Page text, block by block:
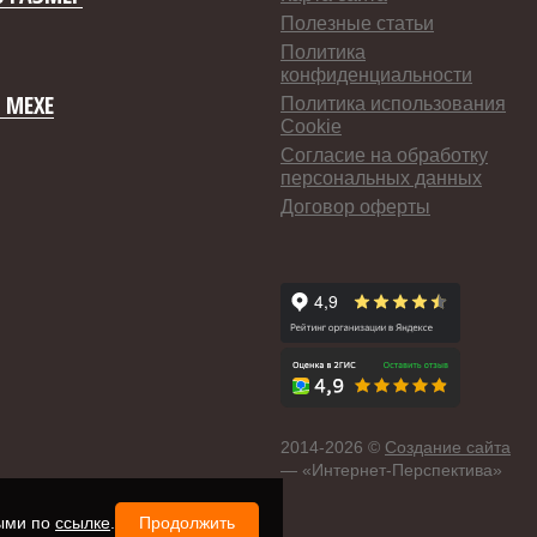
Полезные статьи
Политика
конфиденциальности
Политика использования
Cookie
Согласие на обработку
персональных данных
Договор оферты
2014-2026 © Создание сайта
— «Интернет-Перспектива»
по ссылке Продолжить